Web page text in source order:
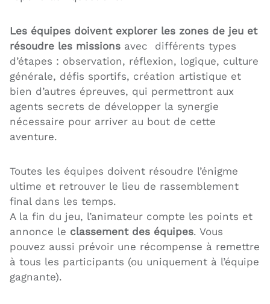
Les équipes doivent explorer les zones de jeu et
résoudre les missions avec différents types
d’étapes : observation, réflexion, logique, culture
générale, défis sportifs, création artistique et
bien d’autres épreuves, qui permettront aux
agents secrets de développer la synergie
nécessaire pour arriver au bout de cette
aventure.
Toutes les équipes doivent résoudre l’énigme
ultime et retrouver le lieu de rassemblement
final dans les temps.
A la fin du jeu, l’animateur compte les points et
annonce le classement des équipes. Vous
pouvez aussi prévoir une récompense à remettre
à tous les participants (ou uniquement à l’équipe
gagnante).